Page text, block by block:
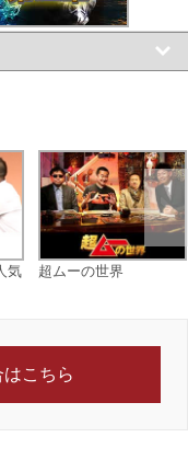
気
超ムーの世界
こちら